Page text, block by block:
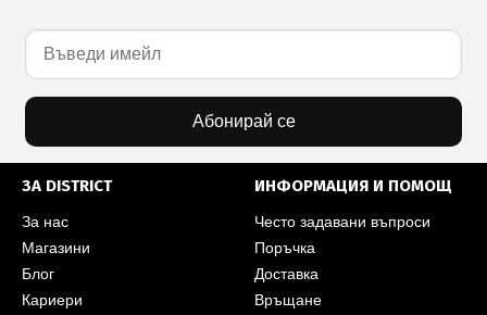
Абонирай се
ЗА DISTRICT
За нас
Магазини
Блог
Кариери
ИНФОРМАЦИЯ И ПОМОЩ
Често задавани въпроси
Поръчка
Доставка
Връщане